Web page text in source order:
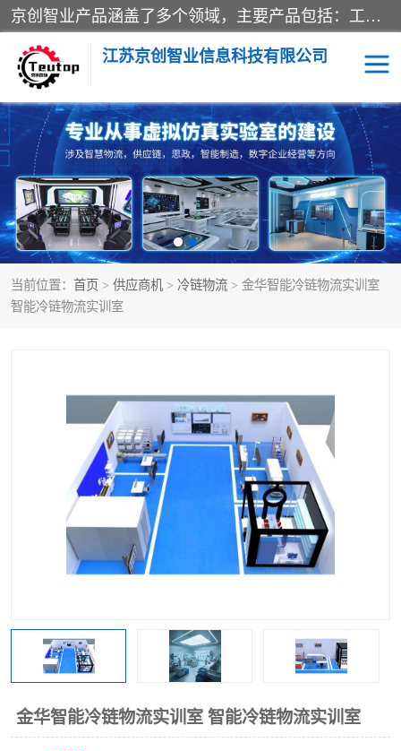
京创智业产品涵盖了多个领域，主要产品包括：工业4.0生产线解决方案，智慧物流综合实训室，教学设备与实验室建设，虚拟仿真实验室等。公司将秉持“创新、执着、诚信、共赢”的理念，以“将服务当作使命”为核心价值观，致力于为客户创造价值，与客户、合作伙伴和员工共同成长。
江苏京创智业信息科技有限公司
当前位置： 首页 > 供应商机 > 冷链物流 > 金华智能冷链物流实训室
智能冷链物流实训室
金华智能冷链物流实训室 智能冷链物流实训室
VR物流实训 低碳供应链
生产系统仿真 冷链物流
供应链管理 思政
智慧零售实训 智能制造
工业工程实训室